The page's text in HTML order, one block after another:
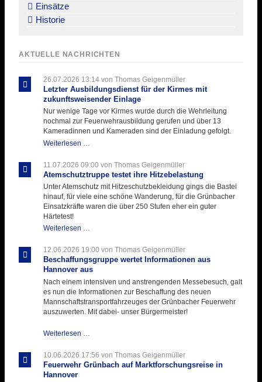
Einsätze
Historie
AKTUELLE NACHRICHTEN
26.07.2026 13:14von Thomas Geigenmüller
Letzter Ausbildungsdienst für der Kirmes mit
zukunftsweisender Einlage
Nur wenige Tage vor Kirmes wurde durch die Wehrleitung
nochmal zur Feuerwehrausbildung gerufen und über 13
Kameradinnen und Kameraden sind der Einladung gefolgt.
Weiterlesen …
für
der
11.07.2026 09:00 von Thomas Geigenmüller
Atemschutztruppe testet ihre Hitzebelastung
Unter Atemschutz mit Hitzeschutzbekleidung gings die Bastei
hinauf, für viele eine schöne Wanderung, für die Grünbacher
Einsatzkräfte waren die über 250 Stufen eher ein guter
Härtetest!
Weiterlesen …
ihre
Hitzebelastung
12.06.2026 19:00 von Thomas Geigenmüller
Beschaffungsgruppe wertet Informationen aus
Hannover aus
Nach einem intensiven und anstrengenden Messebesuch, galt
es nun die Informationen zur Beschaffung des neuen
Mannschaftstransportfahrzeuges der Grünbacher Feuerwehr
auszuwerten. Mit dabei- unser Bürgermeister!
Weiterlesen …
Informationen
aus
10.06.2026 17:56 von Thomas Geigenmüller
Feuerwehr Grünbach auf Marktforschungsreise in
Hannover